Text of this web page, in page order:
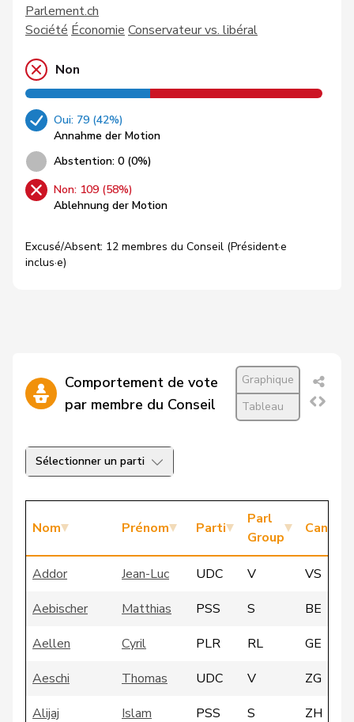
Parlement.ch
Société Économie Conservateur vs. libéral
Non
Oui: 79 (42%)
Annahme der Motion
Abstention: 0 (0%)
Non: 109 (58%)
Ablehnung der Motion
Excusé/Absent: 12 membres du Conseil (Président·e
inclus·e)
Comportement de vote
par membre du Conseil
Graphique
Tableau
Sélectionner un parti
Nom Prénom Parti
Parl
Group
Canton
Addor Jean-Luc UDC V
VS
Aebischer
Matthias PSS S
BE
Aellen
Cyril PLR RL
GE
Aeschi
Thomas UDC V
ZG
Alijaj
Islam PSS S
ZH